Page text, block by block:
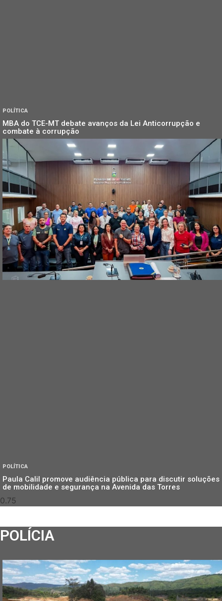
POLÍTICA
MBA do TCE-MT debate avanços da Lei Anticorrupção e
combate à corrupção
POLÍTICA
Paula Calil promove audiência pública para discutir soluções
de mobilidade e segurança na Avenida das Torres
POLÍCIA